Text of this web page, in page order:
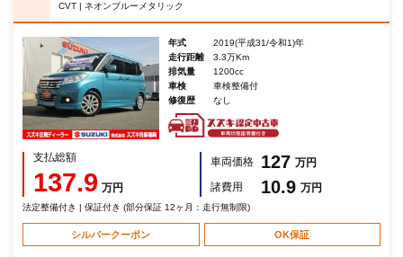
CVT | ネオンブルーメタリック
年式
2019(平成31/令和1)年
走行距離
3.3万Km
排気量
1200cc
車検
車検整備付
修復歴
なし
支払総額
137.9 万円
車両価格 127 万円
諸費用
10.9 万円
法定整備付き | 保証付き (部分保証 12ヶ月：走行無制限)
シルバークーポン OK保証